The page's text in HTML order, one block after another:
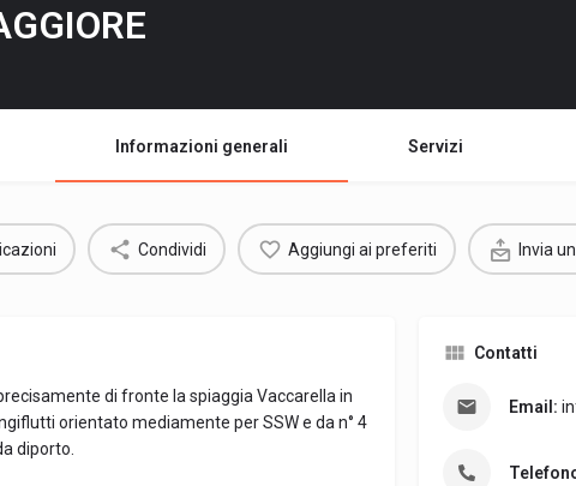
Informazioni generali Servizi
Condividi Aggiungi ai preferiti Invia
di fronte la spiaggia Vaccarella in
orientato mediamente per SSW e da n° 4
diporto.
Contatti
Email: